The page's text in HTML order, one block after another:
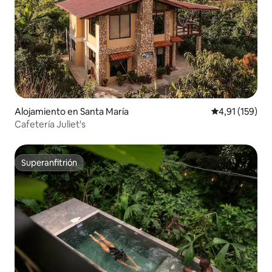
Alojamiento en Santa María Calificación
4,91 (159)
Cafetería Juliet's
Superanfitrión
Superanfitrión